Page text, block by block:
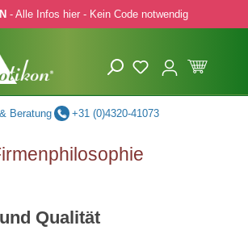
springen
- Alle Infos hier - Kein Code notwendig
Beratung +31 (0)4320-41073
Qualität